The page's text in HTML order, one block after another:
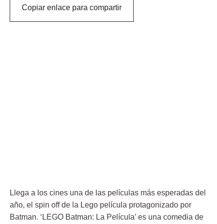
Copiar enlace para compartir
Llega a los cines una de las películas más esperadas del
año, el spin off de la Lego película protagonizado por
Batman. ‘LEGO Batman: La Película’ es una comedia de